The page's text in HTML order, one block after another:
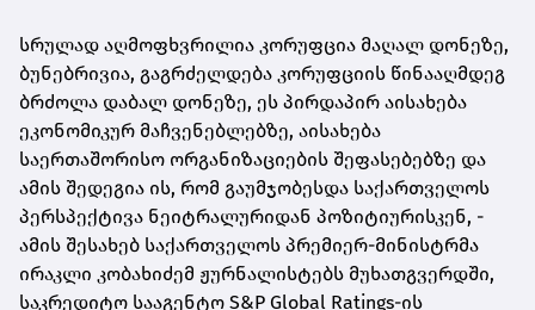
სრულად აღმოფხვრილია კორუფცია მაღალ დონეზე,
ბუნებრივია, გაგრძელდება კორუფციის წინააღმდეგ
ბრძოლა დაბალ დონეზე, ეს პირდაპირ აისახება
ეკონომიკურ მაჩვენებლებზე, აისახება
საერთაშორისო ორგანიზაციების შეფასებებზე და
ამის შედეგია ის, რომ გაუმჯობესდა საქართველოს
პერსპექტივა ნეიტრალურიდან პოზიტიურისკენ, -
ამის შესახებ საქართველოს პრემიერ-მინისტრმა
ირაკლი კობახიძემ ჟურნალისტებს მუხათგვერდში,
საკრედიტო სააგენტო S&P Global Ratings-ის